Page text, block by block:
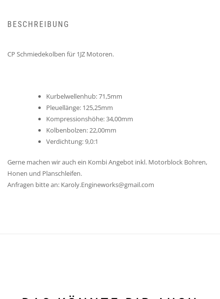
BESCHREIBUNG
CP Schmiedekolben für 1JZ Motoren.
Kurbelwellenhub: 71,5mm
Pleuellänge: 125,25mm
Kompressionshöhe: 34,00mm
Kolbenbolzen: 22,00mm
Verdichtung: 9,0:1
Gerne machen wir auch ein Kombi Angebot inkl. Motorblock Bohren,
Honen und Planschleifen.
Anfragen bitte an: Karoly.Engineworks@gmail.com